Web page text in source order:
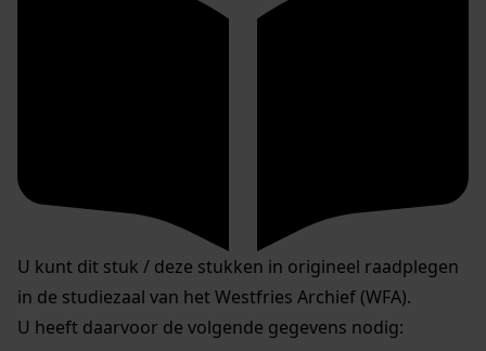
U kunt dit stuk / deze stukken in origineel raadplegen
in de studiezaal van het Westfries Archief (WFA).
U heeft daarvoor de volgende gegevens nodig: